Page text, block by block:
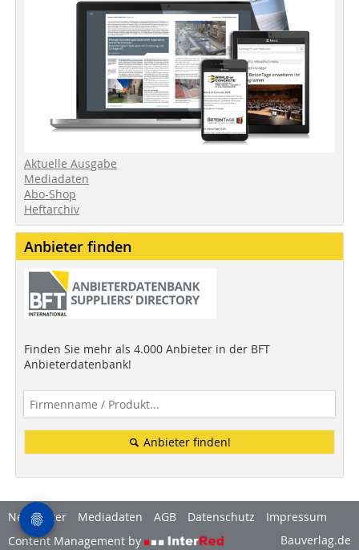
Aktuelle Ausgabe
Mediadaten
Abo-Shop
Heftarchiv
Anbieter finden
Finden Sie mehr als 4.000 Anbieter in der BFT
Anbieterdatenbank!
Anbieter finden!
Newsletter Mediadaten AGB Datenschutz
Impressum
Content Management by
Bauverlag.de